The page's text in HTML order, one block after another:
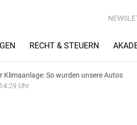
RECHT & STEUERN
Klimaanlage: So wurden unsere Autos
Uhr